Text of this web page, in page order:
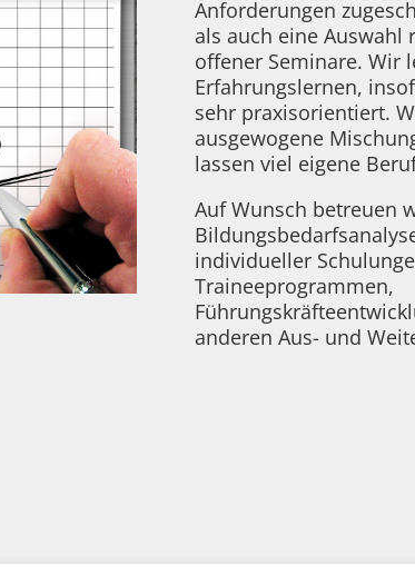
Anforderungen
als auch eine
offener Seminare. Wir
Erfahrungslernen,
sehr praxisorientiert.
ausgewogene
lassen viel eigene
Auf Wunsch betreuen
individueller
Traineeprogrammen,
anderen Aus- und